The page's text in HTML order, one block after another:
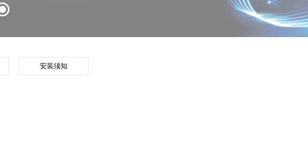
安装须知